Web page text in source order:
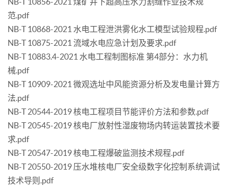
范.pdf
NB-T 10868-2021 水电工程泄洪雾化水工模型试验规程.pdf
NB-T 10875-2021 流域水电应急计划及要求.pdf
NB-T 10883.4-2021 水电工程制图标准 第4部分：水力机
械.pdf
NB-T 10909-2021 微观选址中风能资源分析及发电量计算方
法.pdf
NB-T 20544-2019 核电工程项目节能评价方法和参数.pdf
NB-T 20545-2019 核电厂放射性湿废物场内转运装置技术要
求.pdf
NB-T 20547-2019 核电工程爆破监测技术规程.pdf
NB-T 20550-2019 压水堆核电厂安全级数字化控制系统调试
技术导则.pdf